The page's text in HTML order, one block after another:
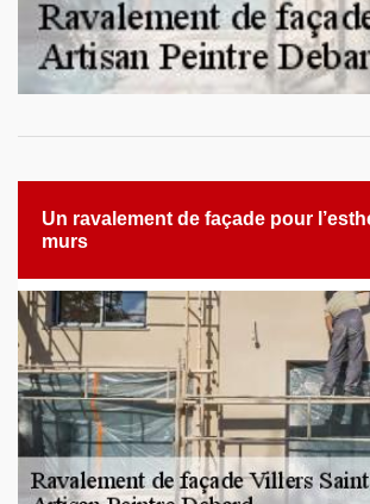
Un ravalement de façade pour
murs